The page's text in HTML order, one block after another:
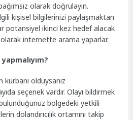
olarak doğrulayın.
kişisel bilgilerinizi paylaşmaktan
potansiyel ikinci kez hedef alacak
internette arama yaparlar.
kurbanı olduysanız
seçenek vardır. Olayı bildirmek
bölgedeki yetkili
dolandırıcılık ortamını takip